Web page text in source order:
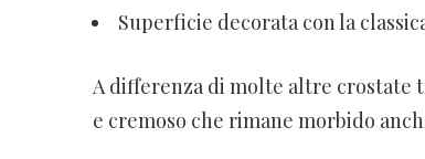
Superficie decorata con la
A differenza di molte altre crostate
e cremoso che rimane morbido